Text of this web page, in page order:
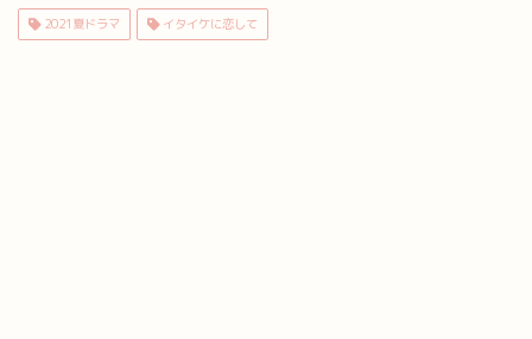
2021夏ドラマ イタイケに恋して